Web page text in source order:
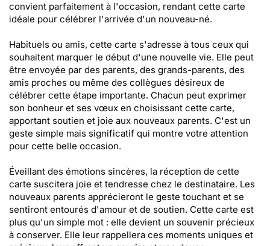
convient parfaitement à l'occasion, rendant cette carte
idéale pour célébrer l'arrivée d'un nouveau-né.
Habituels ou amis, cette carte s'adresse à tous ceux qui
souhaitent marquer le début d'une nouvelle vie. Elle peut
être envoyée par des parents, des grands-parents, des
amis proches ou même des collègues désireux de
célébrer cette étape importante. Chacun peut exprimer
son bonheur et ses vœux en choisissant cette carte,
apportant soutien et joie aux nouveaux parents. C'est un
geste simple mais significatif qui montre votre attention
pour cette belle occasion.
Éveillant des émotions sincères, la réception de cette
carte suscitera joie et tendresse chez le destinataire. Les
nouveaux parents apprécieront le geste touchant et se
sentiront entourés d'amour et de soutien. Cette carte est
plus qu'un simple mot : elle devient un souvenir précieux
à conserver. Elle leur rappellera ces moments uniques et